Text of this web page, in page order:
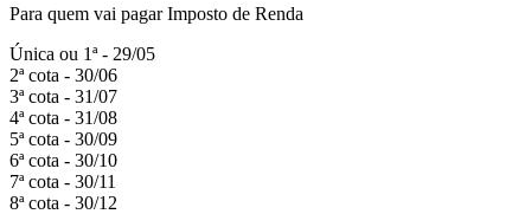
Para quem vai pagar Imposto de Renda
Única ou 1ª - 29/05
2ª cota - 30/06
3ª cota - 31/07
4ª cota - 31/08
5ª cota - 30/09
6ª cota - 30/10
7ª cota - 30/11
8ª cota - 30/12